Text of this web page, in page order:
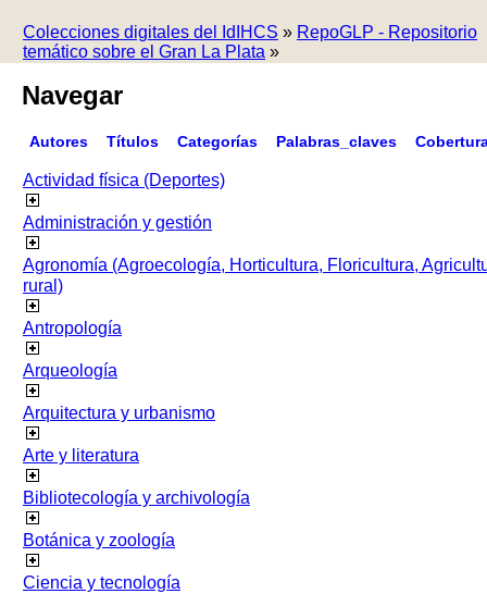
Colecciones digitales del IdIHCS » RepoGLP - Repositorio
temático sobre el Gran La Plata »
Navegar
Autores Títulos Categorías Palabras_claves
Actividad física (Deportes)
Administración y gestión
Agronomía (Agroecología, Horticultura, Floricultura,
rural)
Antropología
Arqueología
Arquitectura y urbanismo
Arte y literatura
Bibliotecología y archivología
Botánica y zoología
Ciencia y tecnología